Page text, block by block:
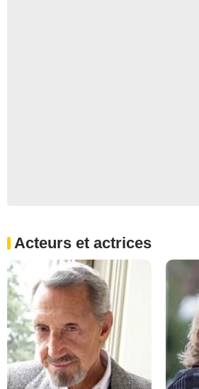
Acteurs et actrices